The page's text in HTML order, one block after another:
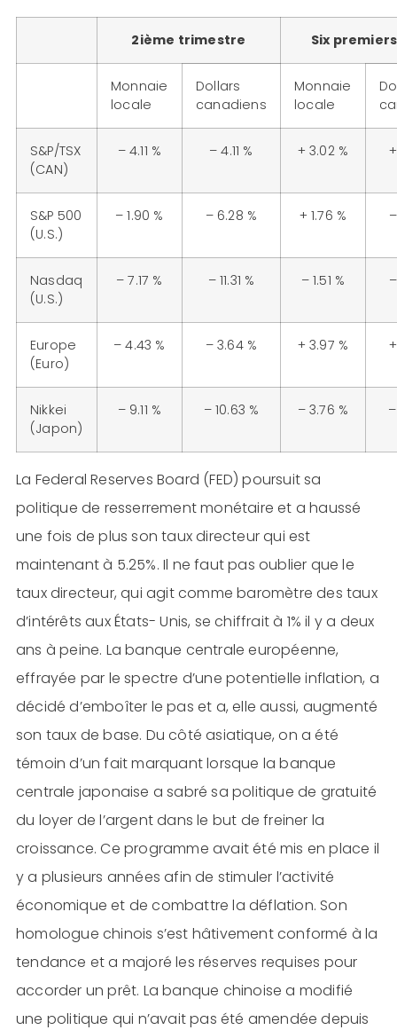
2ième trimestre Six
Monnaie
locale
Dollars
canadiens
Monnaie
locale
S&P/TSX
(CAN)
– 4.11 % – 4.11 % + 3.02 %
S&P 500
(U.S.)
– 1.90 % – 6.28 % + 1.76 %
Nasdaq
(U.S.)
– 7.17 % – 11.31 % – 1.51 %
Europe
(Euro)
– 4.43 % – 3.64 % + 3.97 %
Nikkei
(Japon)
– 9.11 % – 10.63 % – 3.76 %
La Federal Reserves Board (FED) poursuit sa
politique de resserrement monétaire et a haussé
une fois de plus son taux directeur qui est
maintenant à 5.25%. Il ne faut pas oublier que le
taux directeur, qui agit comme baromètre des taux
d’intérêts aux États- Unis, se chiffrait à 1% il y a deux
ans à peine. La banque centrale européenne,
effrayée par le spectre d’une potentielle inflation, a
décidé d’emboîter le pas et a, elle aussi, augmenté
son taux de base. Du côté asiatique, on a été
témoin d’un fait marquant lorsque la banque
centrale japonaise a sabré sa politique de gratuité
du loyer de l’argent dans le but de freiner la
croissance. Ce programme avait été mis en place il
y a plusieurs années afin de stimuler l’activité
économique et de combattre la déflation. Son
homologue chinois s’est hâtivement conformé à la
tendance et a majoré les réserves requises pour
accorder un prêt. La banque chinoise a modifié
une politique qui n’avait pas été amendée depuis